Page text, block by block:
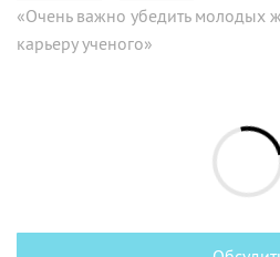
«Очень важно убедить молодых
карьеру ученого»